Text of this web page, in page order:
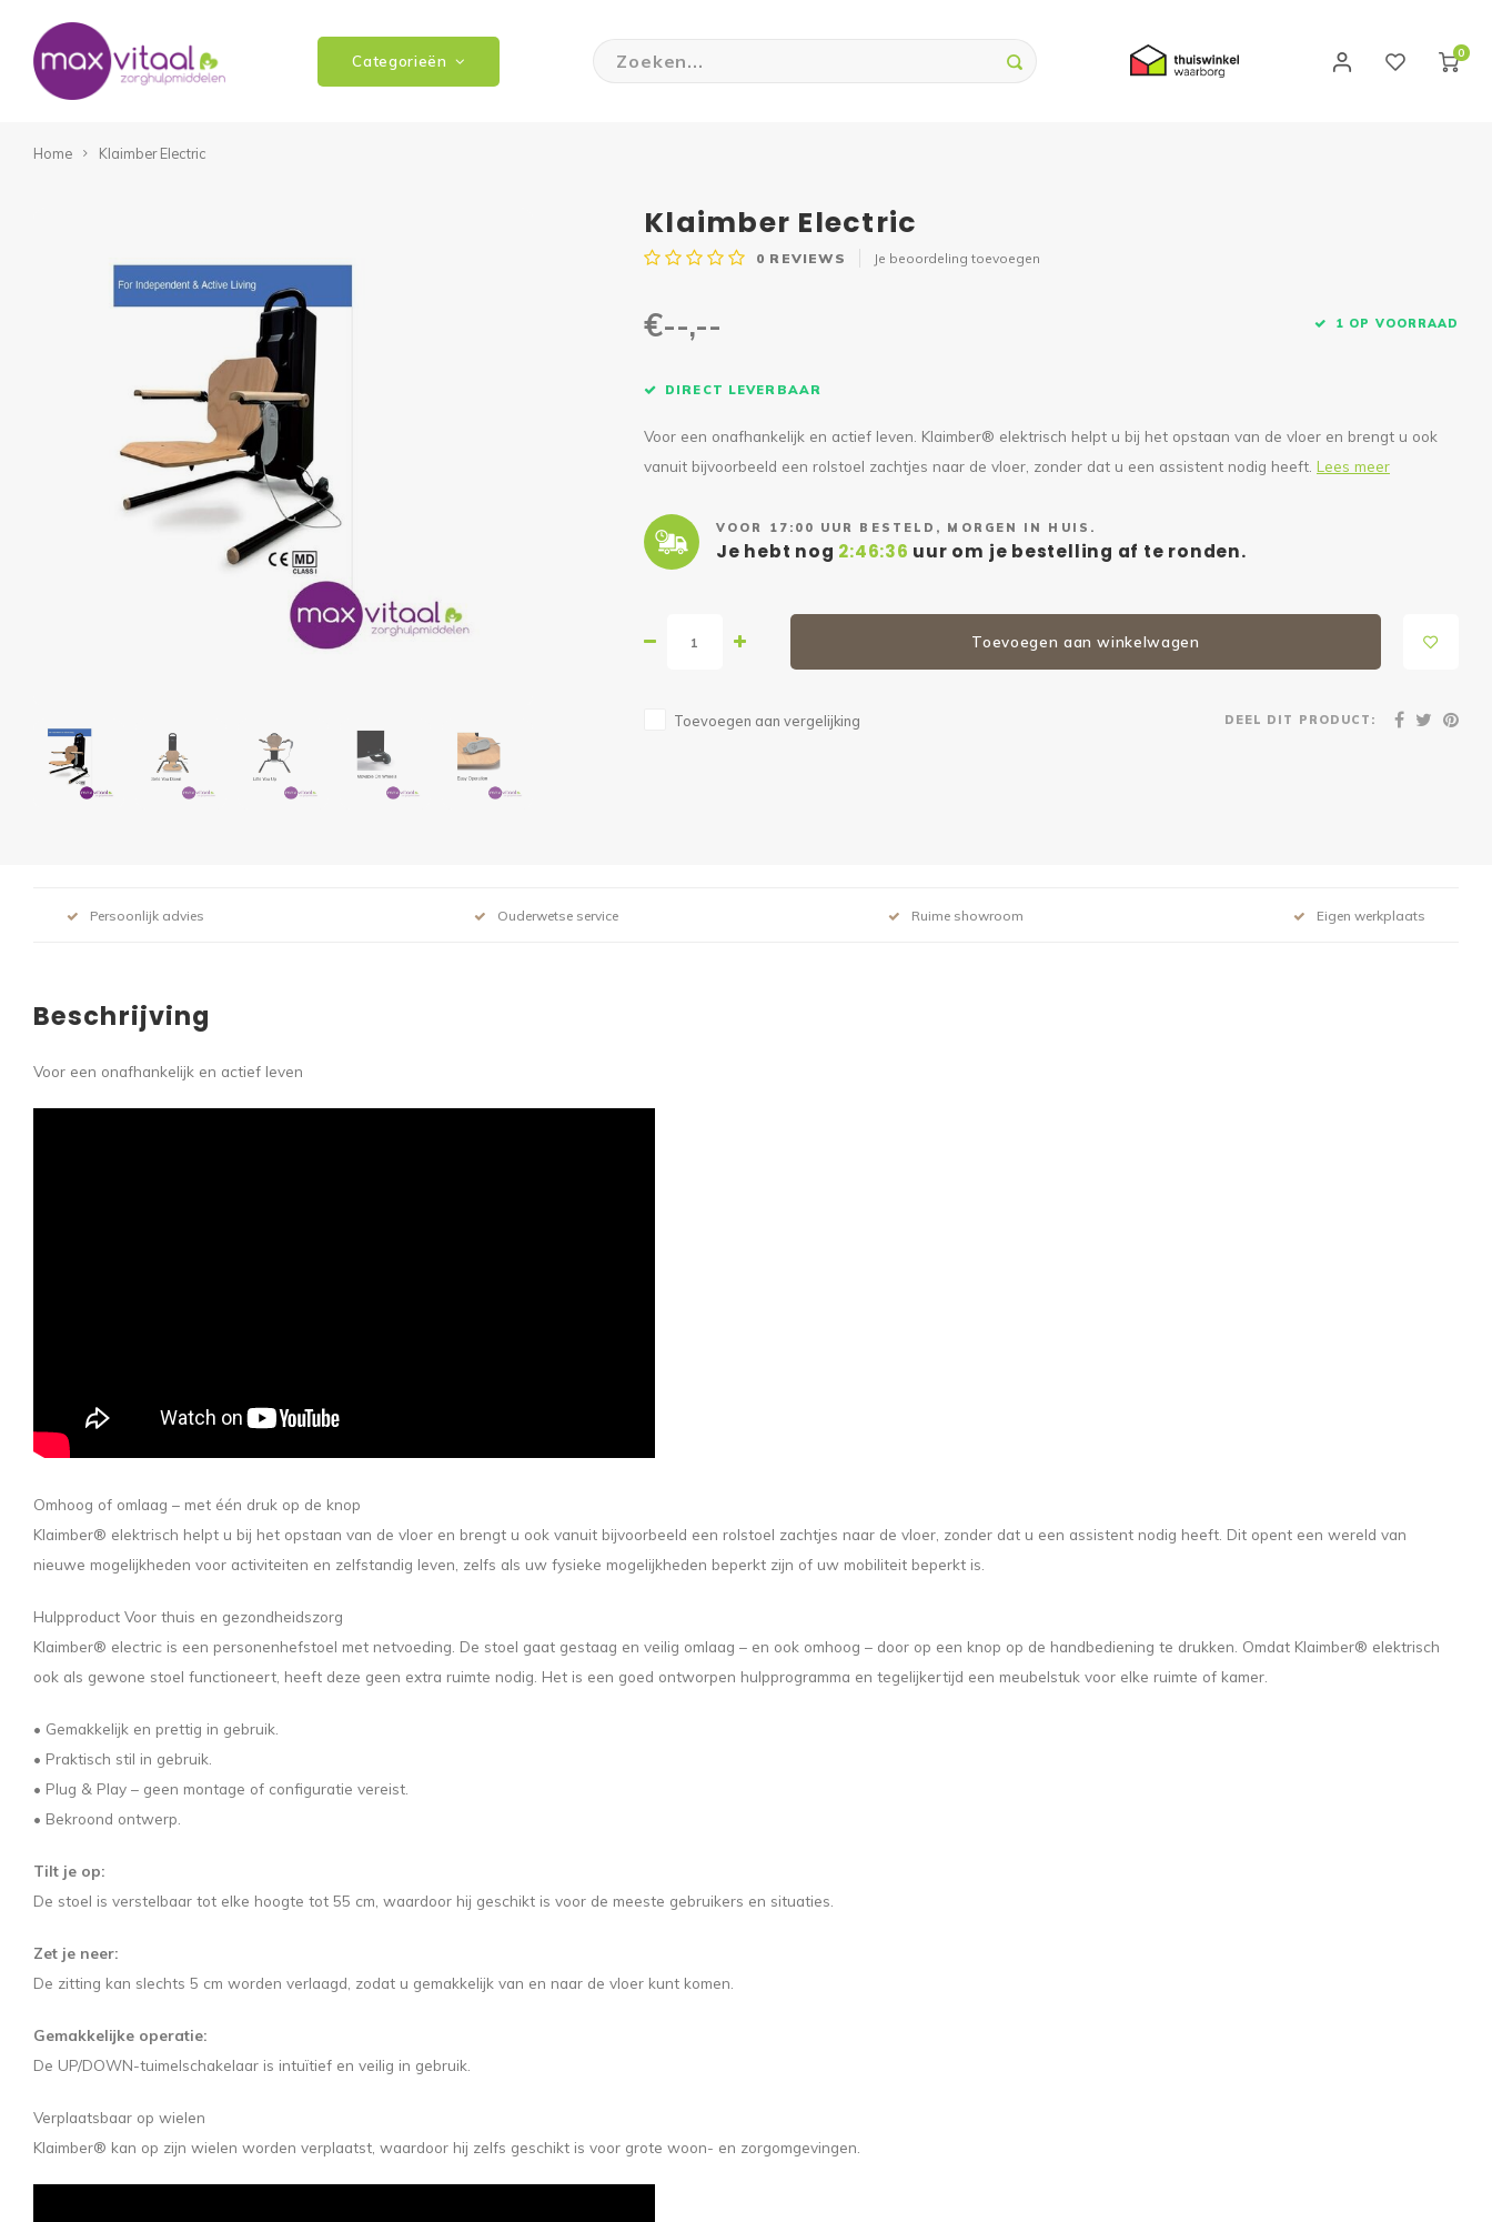
Categorieën 0
Home Klaimber Electric
Klaimber Electric
0 REVIEWS Je beoordeling toevoegen
€--,-- 1 OP VOORRAAD
DIRECT LEVERBAAR
Voor een onafhankelijk en actief leven. Klaimber® elektrisch helpt u bij het opstaan ​​van de vloer en brengt u ook
vanuit bijvoorbeeld een rolstoel zachtjes naar de vloer, zonder dat u een assistent nodig heeft. Lees meer
VOOR 17:00 UUR BESTELD, MORGEN IN HUIS.
Je hebt nog 2:46:35 uur om je bestelling af te ronden.
Toevoegen aan winkelwagen
Toevoegen aan vergelijking DEEL DIT PRODUCT:
Persoonlijk advies Ouderwetse service Ruime showroom Eigen werkplaats
Beschrijving
Voor een onafhankelijk en actief leven
Omhoog of omlaag – met één druk op de knop
Klaimber® elektrisch helpt u bij het opstaan ​​van de vloer en brengt u ook vanuit bijvoorbeeld een rolstoel zachtjes naar de vloer, zonder dat u een assistent nodig heeft. Dit opent een wereld van
nieuwe mogelijkheden voor activiteiten en zelfstandig leven, zelfs als uw fysieke mogelijkheden beperkt zijn of uw mobiliteit beperkt is.
Hulpproduct Voor thuis en gezondheidszorg
Klaimber® electric is een personenhefstoel met netvoeding. De stoel gaat gestaag en veilig omlaag – en ook omhoog – door op een knop op de handbediening te drukken. Omdat Klaimber® elektrisch
ook als gewone stoel functioneert, heeft deze geen extra ruimte nodig. Het is een goed ontworpen hulpprogramma en tegelijkertijd een meubelstuk voor elke ruimte of kamer.
• Gemakkelijk en prettig in gebruik.
• Praktisch stil in gebruik.
• Plug & Play – geen montage of configuratie vereist.
• Bekroond ontwerp.
Tilt je op:
De stoel is verstelbaar tot elke hoogte tot 55 cm, waardoor hij geschikt is voor de meeste gebruikers en situaties.
Zet je neer:
De zitting kan slechts 5 cm worden verlaagd, zodat u gemakkelijk van en naar de vloer kunt komen.
Gemakkelijke operatie:
De UP/DOWN-tuimelschakelaar is intuïtief en veilig in gebruik.
Verplaatsbaar op wielen
Klaimber® kan op zijn wielen worden verplaatst, waardoor hij zelfs geschikt is voor grote woon- en zorgomgevingen.